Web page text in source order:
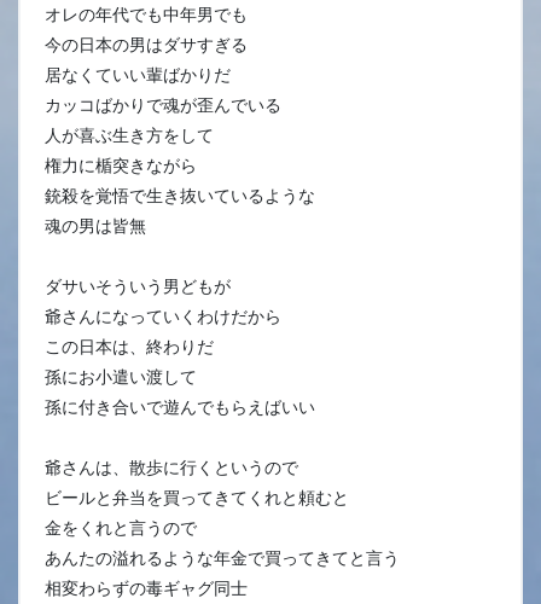
オレの年代でも中年男でも
今の日本の男はダサすぎる
居なくていい輩ばかりだ
カッコばかりで魂が歪んでいる
人が喜ぶ生き方をして
権力に楯突きながら
銃殺を覚悟で生き抜いているような
魂の男は皆無
ダサいそういう男どもが
爺さんになっていくわけだから
この日本は、終わりだ
孫にお小遣い渡して
孫に付き合いで遊んでもらえばいい
爺さんは、散歩に行くというので
ビールと弁当を買ってきてくれと頼むと
金をくれと言うので
あんたの溢れるような年金で買ってきてと言う
相変わらずの毒ギャグ同士